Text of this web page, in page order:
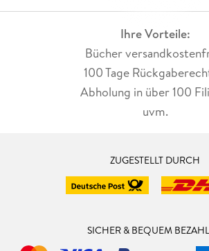
Ihre Vorteile:
Bücher
100 Tage
Abholung in über 100
uvm.
ZUGESTELLT DURCH
SICHER & BEQUEM